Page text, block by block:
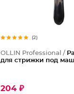
(2)
OLLIN Professional /
для стрижки под
204 ₽